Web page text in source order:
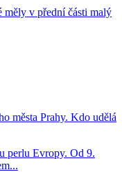
měly v přední části malý
města Prahy. Kdo udělá
perlu Evropy. Od 9.